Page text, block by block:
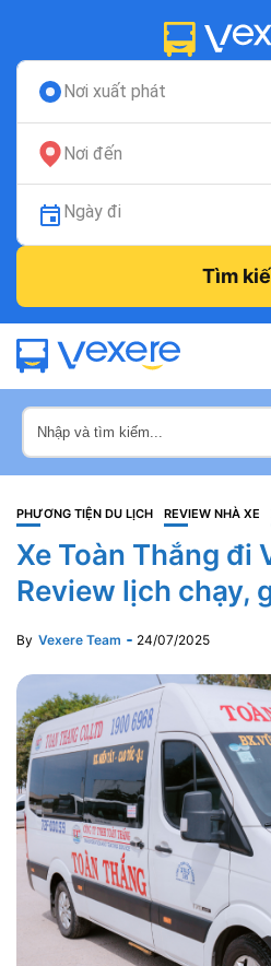
Nơi xuất phát
Nơi đến
Ngày đi
Tìm
PHƯƠNG TIỆN DU LỊCH REVIEW NHÀ XE
Xe Toàn Thắng đi
Review lịch chạy,
By Vexere Team 24/07/2025